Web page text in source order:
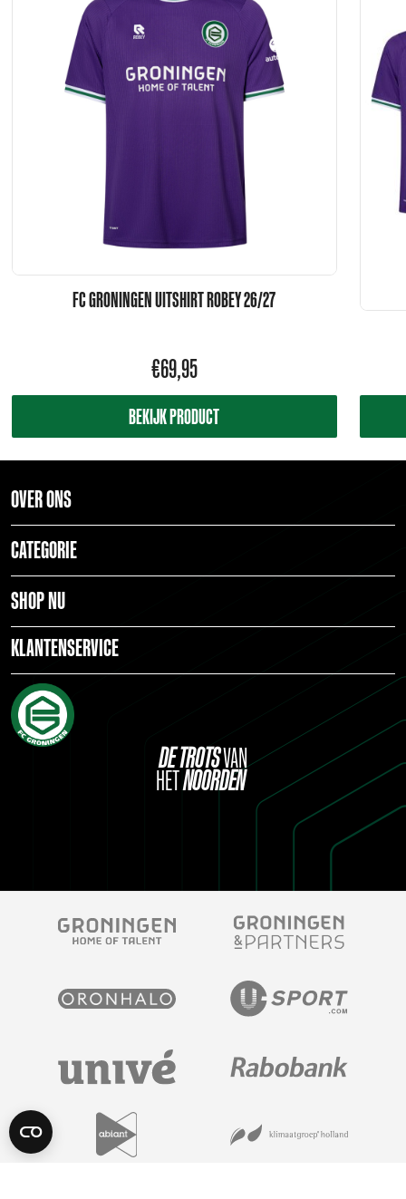
FC GRONINGEN UITSHIRT ROBEY 26/27
€69,95
BEKIJK PRODUCT
DETROTSVAN
HETNOORDEN
OVER ONS
CATEGORIE
SHOP NU
KLANTENSERVICE